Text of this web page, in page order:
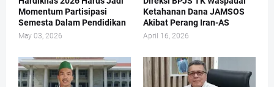
Momentum Partisipasi
Semesta Dalam Pendidikan
May 03, 2026
Ketahanan Dana JAMSOS
Akibat Perang Iran-AS
April 16, 2026